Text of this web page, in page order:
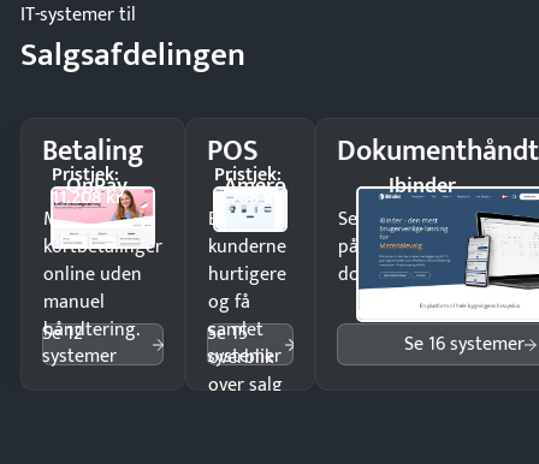
IT-systemer til
Salgsafdelingen
Betaling
OnPay
Pristjek:
11.208 kr
Modtag
kortbetalinger
online uden
manuel
håndtering.
Se 12
systemer
POS
Amero
Pristjek:
4.788 kr
Ekspedér
kunderne
hurtigere
og få
samlet
overblik
over salg
Se 15
systemer
Ibinder
Send kontrakter til
på minutter og mist
dokumenter.
Se 16 systemer